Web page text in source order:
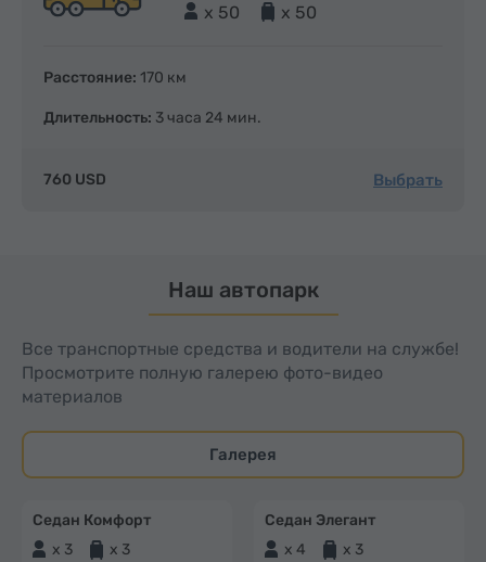
x 50
x 50
Расстояние: 170 км
Длительность: 3 часа 24 мин.
760 USD Выбрать
Наш автопарк
Все транспортные средства и водители на службе!
Просмотрите полную галерею фото-видео
материалов
Галерея
Седан Комфорт
x 3
x 3
Седан Элегант
x 4
x 3